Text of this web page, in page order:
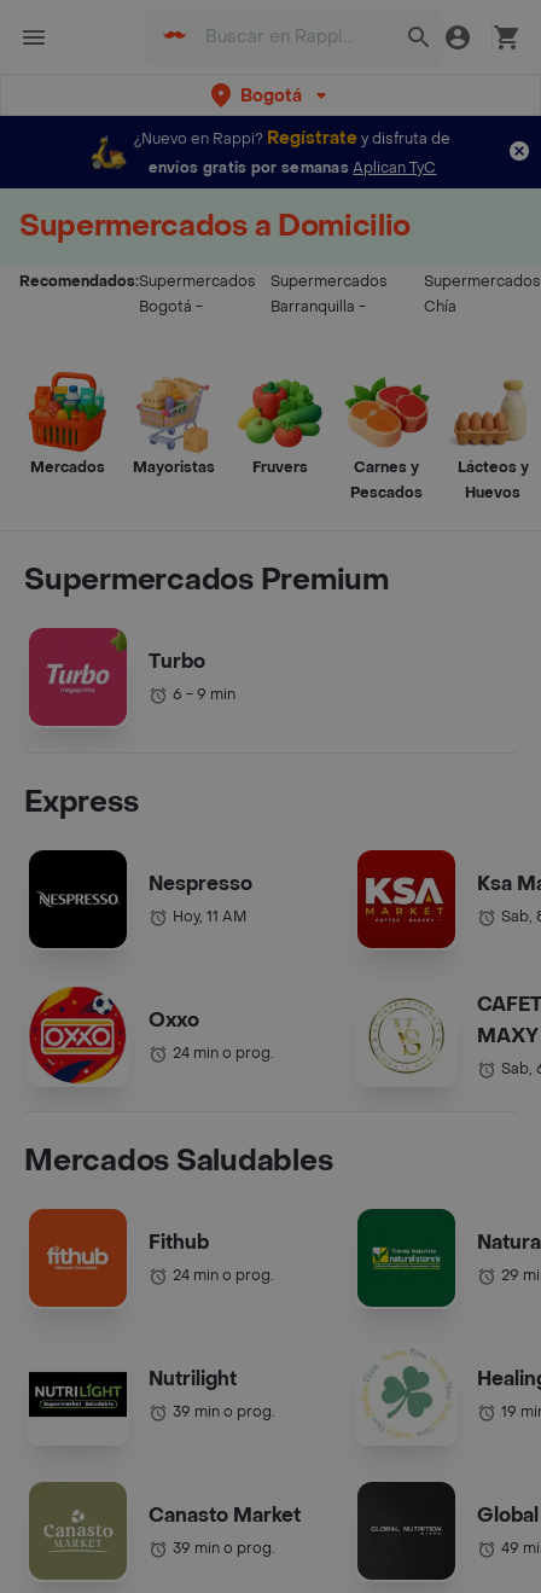
Bogotá
¿Nuevo en Rappi? Regístratey disfruta de
envíos gratis por semanas Aplican TyC
Supermercados a Domicilio
Recomendados:Supermercados
Bogotá -
Supermercados
Barranquilla -
Supermercados
Chía
Mercados Mayoristas Fruvers
Carnes y
Pescados
Lácteos y
Huevos
Supermercados Premium
Turbo
6 - 9 min
Express
Nespresso
Hoy, 11 AM
Oxxo
24 min o prog.
Ksa
Sab,
COL.).
Sab,
Mercados Saludables
Fithub
24 min o prog.
Nutrilight
39 min o prog.
Canasto Market
39 min o prog.
29
19
49